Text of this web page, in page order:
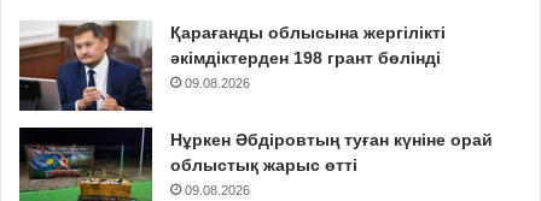
Қарағанды облысына жергілікті
әкімдіктерден 198 грант бөлінді
09.08.2026
Нұркен Әбдіровтың туған күніне орай
облыстық жарыс өтті
09.08.2026